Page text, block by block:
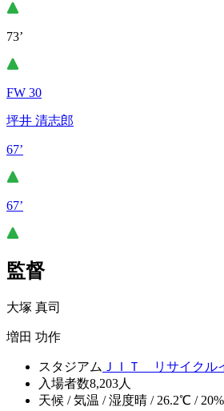
73’
FW 30
坪井 清志郎
67’
67’
監督
大塚 真司
増田 功作
スタジアム ＪＩＴ リサイク
入場者数8,203人
天候 / 気温 / 湿度晴 / 26.2℃ / 20%